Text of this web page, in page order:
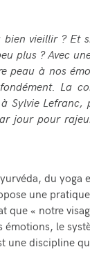
vieillir ? Et
plus ? Avec
peau à nos
La
Sylvie Lefranc,
jour pour
du yoga
une
que « notre
émotions, le
une discipline